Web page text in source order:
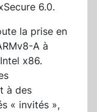
6.0.
la prise en
A à
x86.
à des
« invités »,